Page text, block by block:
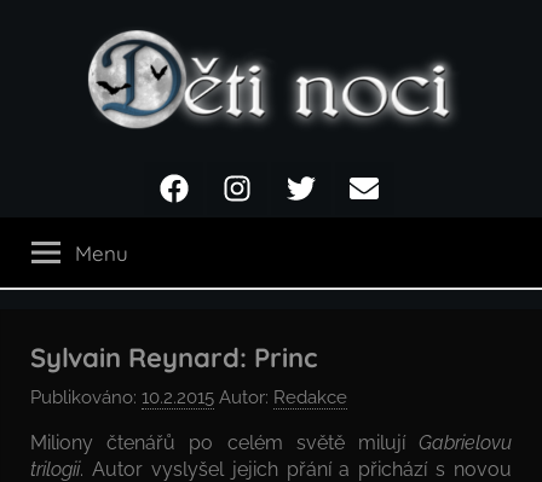
noci
FacebookInstagramTwitter Email
Menu
Sylvain Reynard: Princ
Publikováno: 10.2.2015 Autor: Redakce
Miliony čtenářů po celém světě milují Gabrielovu
trilogii. Autor vyslyšel jejich přání a přichází s novou